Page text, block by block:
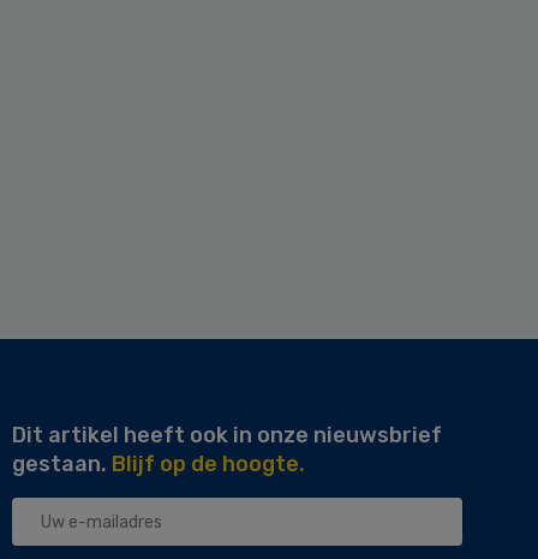
Dit artikel heeft ook in onze nieuwsbrief
gestaan. Blijf op de hoogte.
Uw